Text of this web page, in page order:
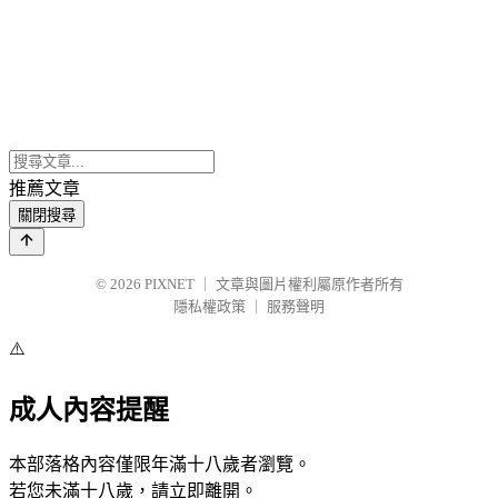
推薦文章
關閉搜尋
© 2026 PIXNET
文章與圖片權利屬原作者所有
隱私權政策
服務聲明
⚠️
成人內容提醒
本部落格內容僅限年滿十八歲者瀏覽。
若您未滿十八歲，請立即離開。